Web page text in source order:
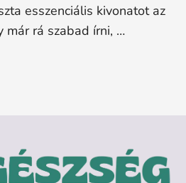
esszenciális kivonatot az
már rá szabad írni, …